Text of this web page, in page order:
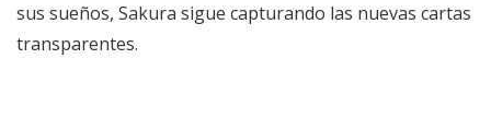
sus sueños, Sakura sigue capturando las nuevas cartas
transparentes.